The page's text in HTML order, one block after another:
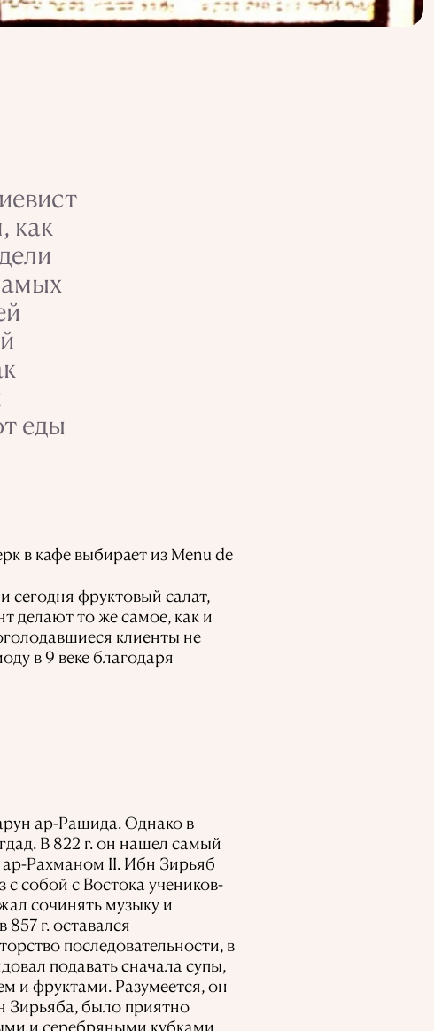
как
еды
в кафе выбирает из Menu de
сегодня фруктовый салат,
делают то же самое, как и
клиенты не
в 9 веке благодаря
ар-Рашида. Однако в
В 822 г. он нашел самый
Рахманом II. Ибн Зирьяб
с собой с Востока учеников-
сочинять музыку и
г. оставался
последовательности, в
подавать сначала супы,
и фруктами. Разумеется, он
Зирьяба, было приятно
и серебряными кубками.